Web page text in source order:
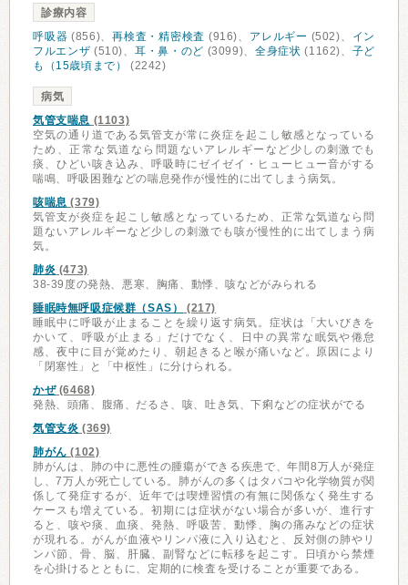
診療内容
呼吸器 (856)、再検査・精密検査 (916)、 アレルギー (502)、 イン
フルエンザ (510)、 耳・鼻・のど (3099)、 全身症状 (1162)、 子ど
も（15歳頃まで）
(2242)
病気
気管支喘息 (1103)
空気の通り道である気管支が常に炎症を起こし敏感となっている
ため、正常な気道なら問題ないアレルギーなど少しの刺激でも
痰、ひどい咳き込み、呼吸時にゼイゼイ・ヒューヒュー音がする
喘鳴、呼吸困難などの喘息発作が慢性的に出てしまう病気。
咳喘息 (379)
気管支が炎症を起こし敏感となっているため、正常な気道なら問
題ないアレルギーなど少しの刺激でも咳が慢性的に出てしまう病
気。
肺炎 (473)
38-39度の発熱、悪寒、胸痛、動悸、咳などがみられる
睡眠時無呼吸症候群（SAS）
(217)
睡眠中に呼吸が止まることを繰り返す病気。症状は「大いびきを
かいて、呼吸が止まる」だけでなく、日中の異常な眠気や倦怠
感、夜中に目が覚めたり、朝起きると喉が痛いなど。原因により
「閉塞性」と「中枢性」に分けられる。
かぜ(6468)
発熱、頭痛、腹痛、だるさ、咳、吐き気、下痢などの症状がでる
気管支炎 (369)
肺がん (102)
肺がんは、肺の中に悪性の腫瘍ができる疾患で、年間8万人が発症
し、7万人が死亡している。肺がんの多くはタバコや化学物質が関
係して発症するが、近年では喫煙習慣の有無に関係なく発生する
ケースも増えている。初期には症状がない場合が多いが、進行す
ると、咳や痰、血痰、発熱、呼吸苦、動悸、胸の痛みなどの症状
が現れる。がんが血液やリンパ液に入り込むと、反対側の肺やリ
ンパ節、骨、脳、肝臓、副腎などに転移を起こす。日頃から禁煙
を心掛けるとともに、定期的に検査を受けることが重要である。